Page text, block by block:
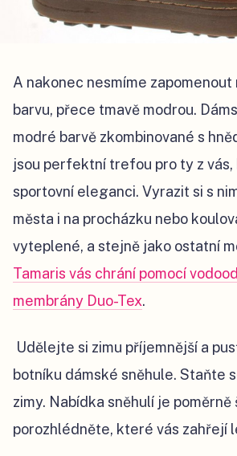
A nakonec nesmíme
barvu, přece tmavě modrou.
modré barvě zkombinované s
jsou perfektní trefou pro ty z
sportovní eleganci. Vyrazit si s
města i na procházku nebo
vyteplené, a stejně jako ostatní
Tamaris vás chrání pomocí
membrány Duo-Tex.
Udělejte si zimu příjemnější a
botníku dámské sněhule. Staňte
zimy. Nabídka sněhulí je poměrně
porozhlédněte, které vás zahřejí